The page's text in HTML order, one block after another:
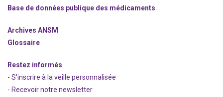
Base de données publique des médicaments
Archives ANSM
Glossaire
Restez informés
- S'inscrire à la veille personnalisée
- Recevoir notre newsletter